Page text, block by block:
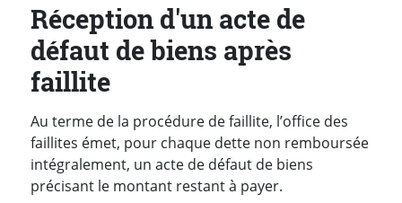
Réception d'un acte de
défaut de biens après
faillite
Au terme de la procédure de faillite, l’office des
faillites émet, pour chaque dette non remboursée
intégralement, un acte de défaut de biens
précisant le montant restant à payer.